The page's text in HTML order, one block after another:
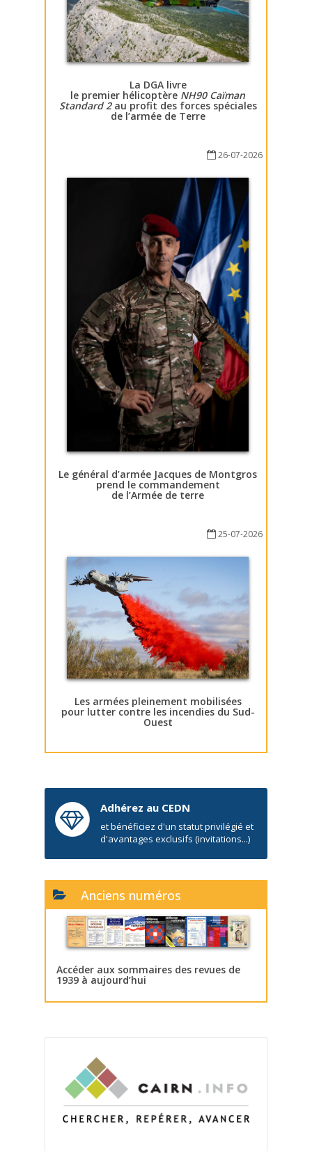
La DGA livre
le premier hélicoptère NH90 Caïman
Standard 2au profit des forces spéciales
de l’armée de Terre
26-07-2026
Le général d’armée Jacques de Montgros
prend le commandement
de l’Armée de terre
25-07-2026
Les armées pleinement mobilisées
pour lutter contre les incendies du Sud-
Ouest
Adhérez au CEDN
et bénéficiez d'un statut privilégié et
d'avantages exclusifs (invitations...)
Anciens numéros
Accéder aux sommaires des revues de
1939 à aujourd’hui